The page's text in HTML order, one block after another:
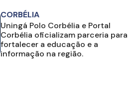
CORBÉLIA
Uningá Polo Corbélia e Portal
Corbélia oficializam parceria para
fortalecer a educação e a
informação na região.